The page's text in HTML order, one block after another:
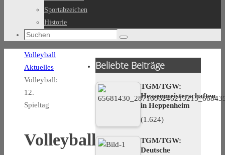
Sportabzeichen
Historie
Suchen
Suchen
Start
Volleyball
Aktuelles
Volleyball:
12.
Spieltag
Volleyball:
Beliebte Beiträge
TGM/TGW:
Hessenmeisterschaften
in Heppenheim
(1.624)
TGM/TGW:
Deutsche